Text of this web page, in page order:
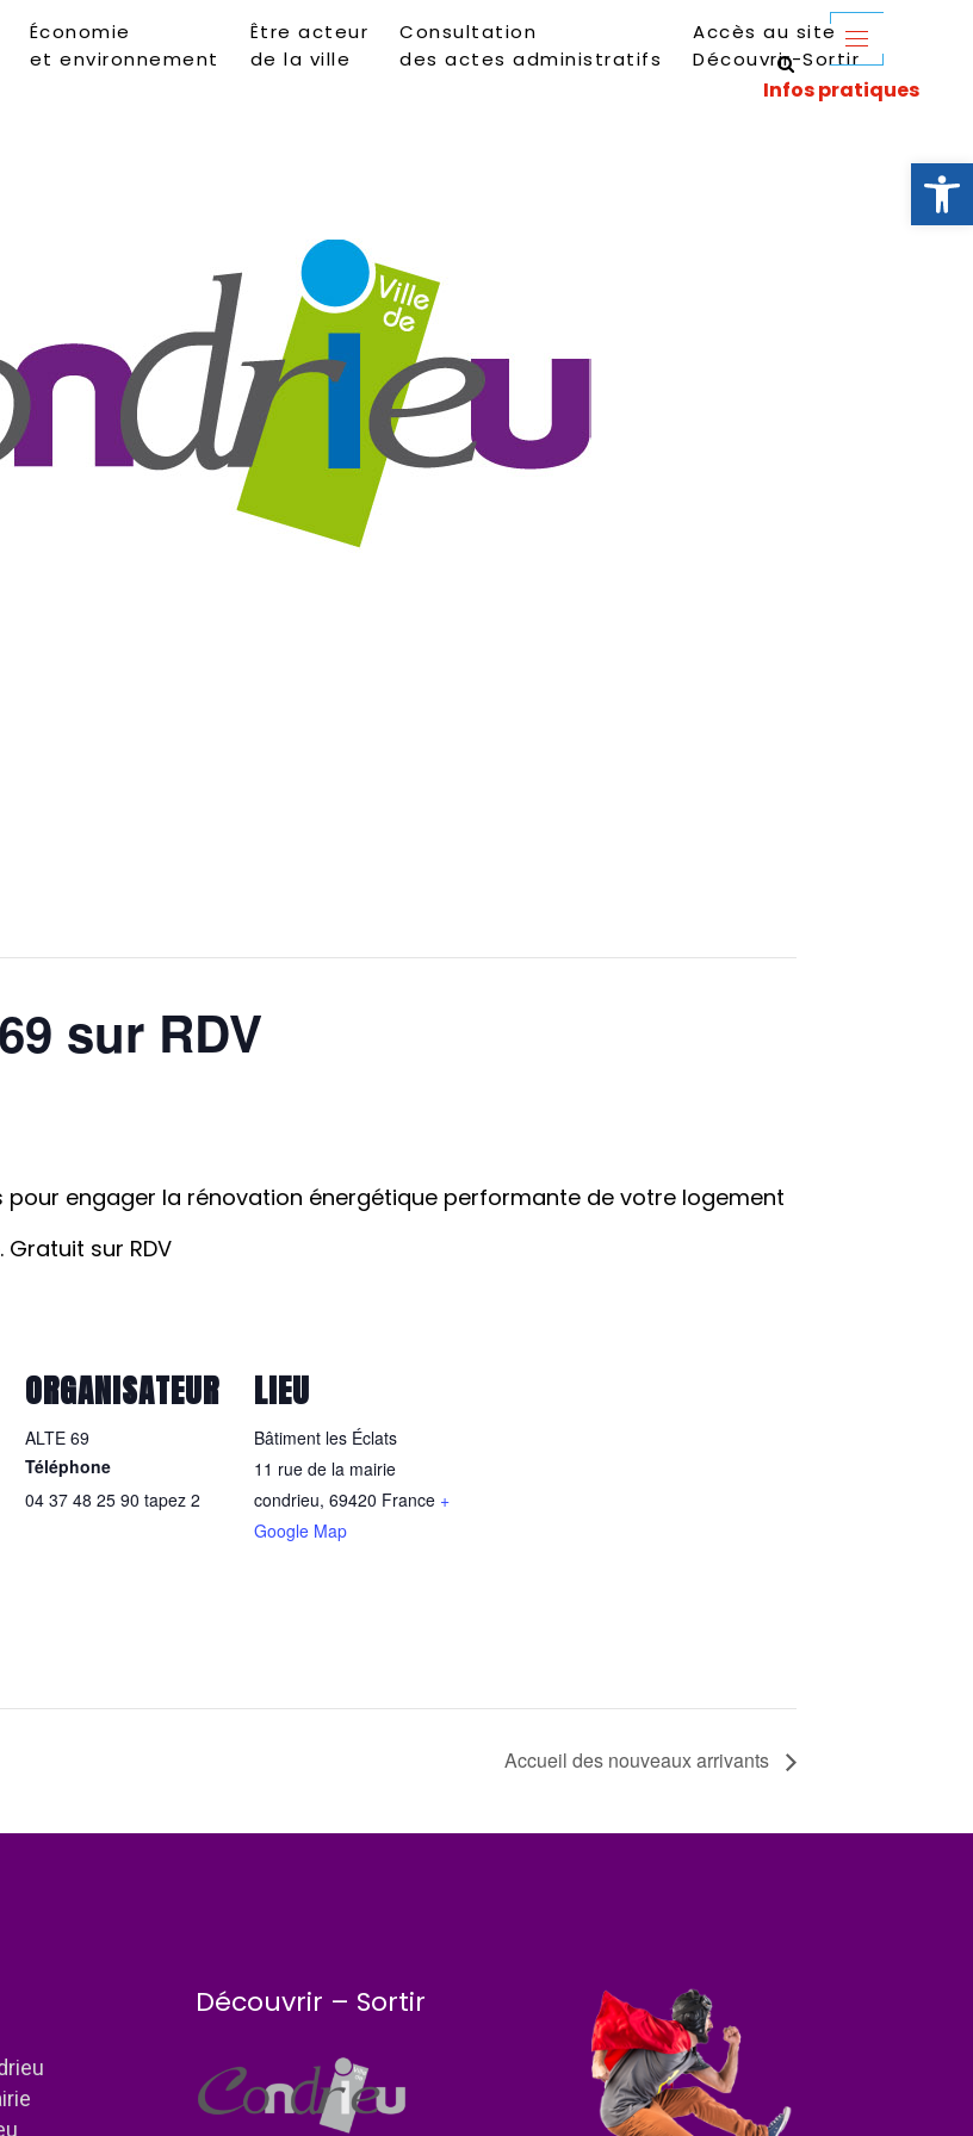
Ouvrir
Économie
et environnement
Être acteur
de la ville
Consultation
des actes administratifs
Accès au site
Découvrir-Sortir
sur RDV
pour engager la rénovation énergétique performante de votre logement
Gratuit sur RDV
ORGANISATEUR
ALTE 69
Téléphone
04 37 48 25 90 tapez 2
LIEU
Bâtiment les Éclats
11 rue de la mairie
condrieu, 69420 France +
Google Map
Accueil des nouveaux arrivants
Découvrir – Sortir